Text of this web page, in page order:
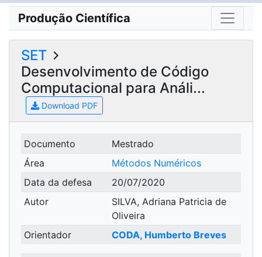
Produção Científica
SET
Desenvolvimento de Código
Computacional para Análi...
Download PDF
Documento
Mestrado
Área
Métodos Numéricos
Data da defesa
20/07/2020
Autor
SILVA, Adriana Patricia de
Oliveira
Orientador
CODA, Humberto Breves